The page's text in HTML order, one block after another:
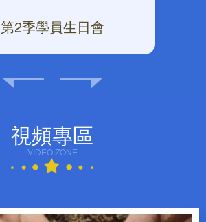
第2季學員生日會
視頻專區
VIDEO ZONE